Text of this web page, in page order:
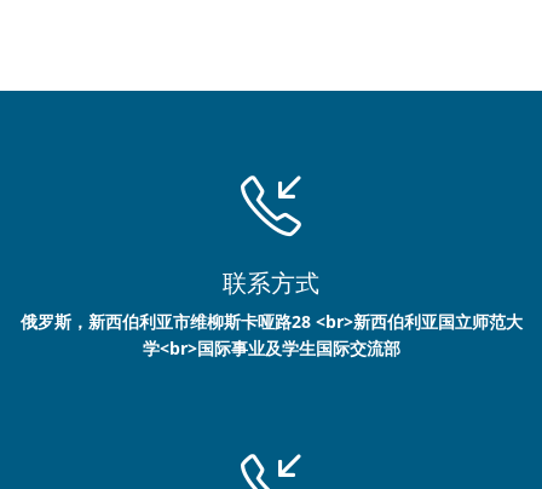
联系方式
俄罗斯，新西伯利亚市维柳斯卡哑路28 <br>新西伯利亚国立师范大
学<br>国际事业及学生国际交流部